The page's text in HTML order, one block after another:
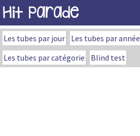
Hit Parade
Les tubes par jour Les tubes par année
Les tubes par catégorie
Blind test